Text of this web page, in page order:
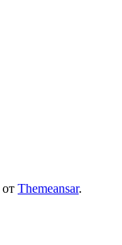
от Themeansar.